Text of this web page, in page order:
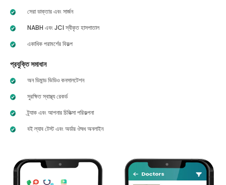
সেরা ডাক্তার এবং সার্জন
NABH এবং JCI স্বীকৃত হাসপাতাল
একাধিক পরামর্শের বিকল্প
প্রযুক্তি সমাধান
অন ডিমান্ড ভিডিও কনসালটেশন
সুরক্ষিত স্বাস্থ্য রেকর্ড
ট্র্যাক এবং আপনার চিকিত্সা পরিকল্পনা
বই ল্যাব টেস্ট এবং অর্ডার ঔষধ অনলাইন